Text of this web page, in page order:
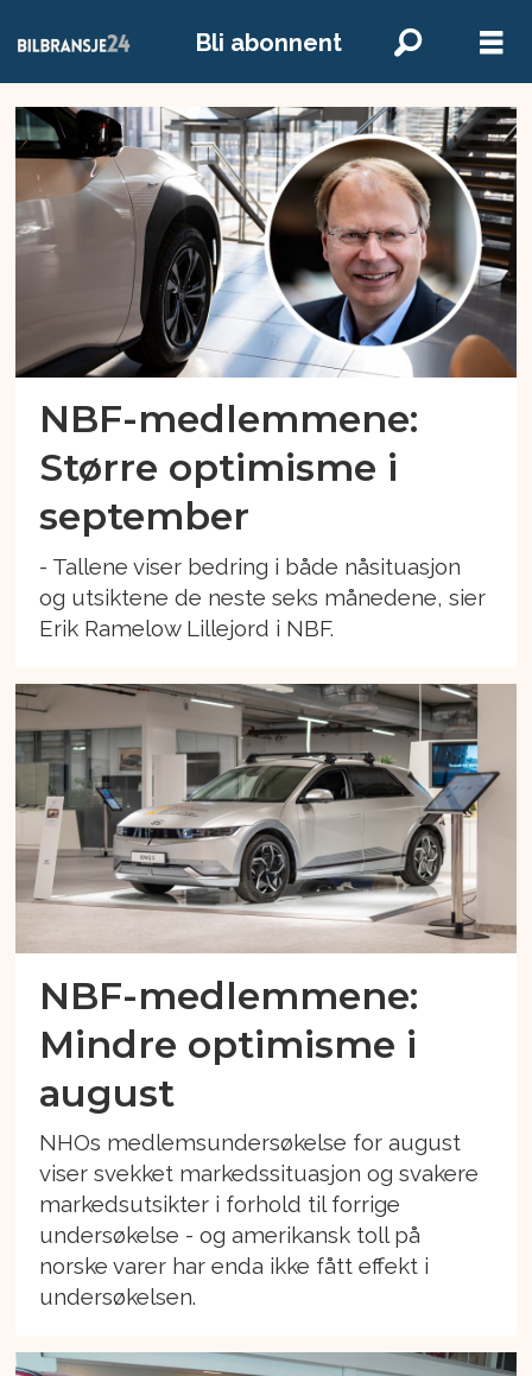
Bli abonnent
Emne:
nho
NBF-medlemmene:
Større optimisme i
september
- Tallene viser bedring i både nåsituasjon
og utsiktene de neste seks månedene, sier
Erik Ramelow Lillejord i NBF.
NBF-medlemmene:
Mindre optimisme i
august
NHOs medlemsundersøkelse for august
viser svekket markedssituasjon og svakere
markedsutsikter i forhold til forrige
undersøkelse - og amerikansk toll på
norske varer har enda ikke fått effekt i
undersøkelsen.